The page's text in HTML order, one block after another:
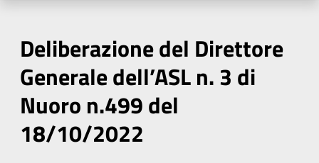
Deliberazione del Direttore
Generale dell’ASL n. 3 di
Nuoro n.499 del
18/10/2022